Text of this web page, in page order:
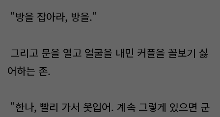
"방을 잡아라, 방을."
그리고 문을 열고 얼굴을 내민 커플을 꼴보기 싫
어하는 존.
"한나, 빨리 가서 옷입어. 계속 그렇게 있으면 군